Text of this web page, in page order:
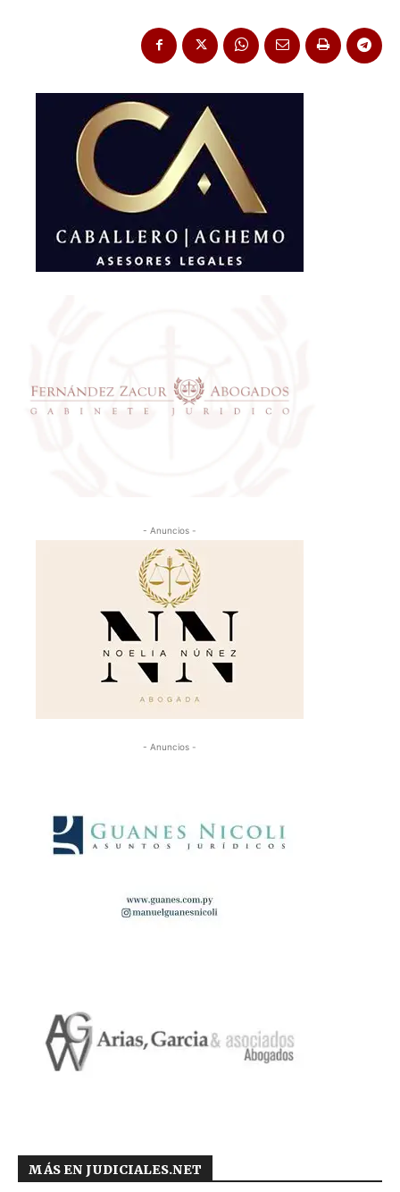
- Anuncios -
- Anuncios -
MÁS EN JUDICIALES.NET